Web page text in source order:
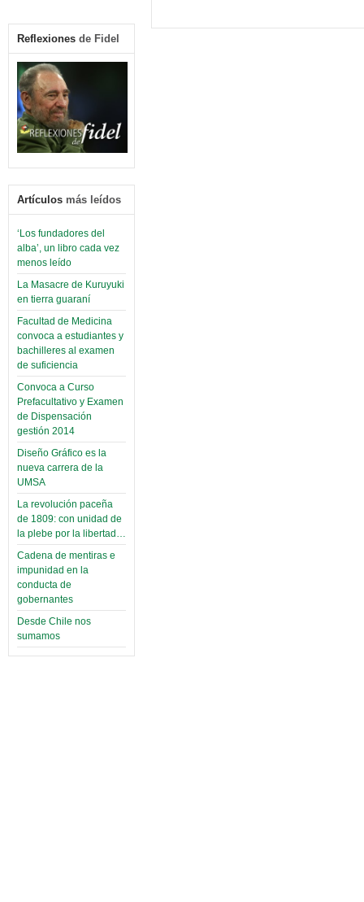
Reflexiones de Fidel
Artículos más leídos
‘Los fundadores del
alba’, un libro cada vez
menos leído
La Masacre de Kuruyuki
en tierra guaraní
Facultad de Medicina
convoca a estudiantes y
bachilleres al examen
de suficiencia
Convoca a Curso
Prefacultativo y Examen
de Dispensación
gestión 2014
Diseño Gráfico es la
nueva carrera de la
UMSA
La revolución paceña
de 1809: con unidad de
la plebe por la libertad…
Cadena de mentiras e
impunidad en la
conducta de
gobernantes
Desde Chile nos
sumamos